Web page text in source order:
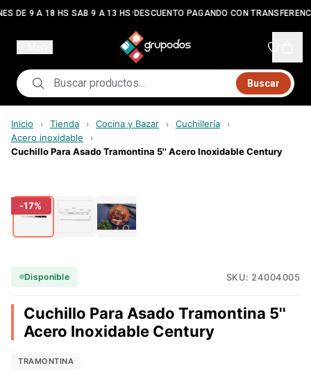
DE 9 A 18 HS SAB 9 A 13 HS•DESCUENTO PAGANDO CON
Buscar
Inicio › Tienda › Cocina y Bazar › Cuchillería ›
Acero inoxidable ›
Cuchillo Para Asado Tramontina 5'' Acero Inoxidable Century
-17%
Disponible SKU: 24004005
Cuchillo Para Asado Tramontina 5''
Acero Inoxidable Century
TRAMONTINA